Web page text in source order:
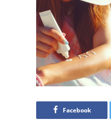
Facebook